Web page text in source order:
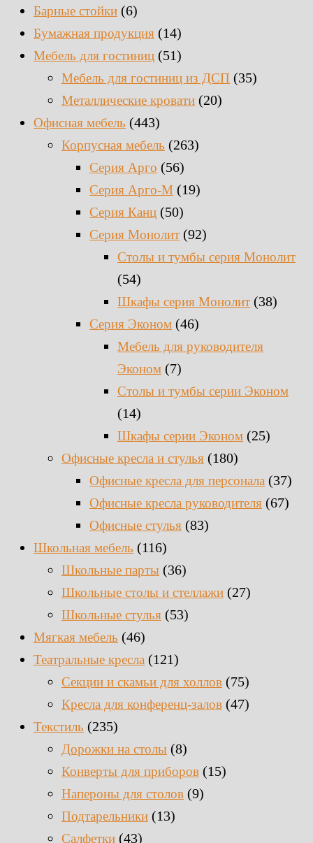
Барные стойки (6)
Бумажная продукция (14)
Мебель для гостиниц (51)
Мебель для гостиниц из ДСП (35)
Металлические кровати (20)
Офисная мебель (443)
Корпусная мебель (263)
Серия Арго (56)
Серия Арго-М (19)
Серия Канц (50)
Серия Монолит (92)
Столы и тумбы серия Монолит
(54)
Шкафы серия Монолит (38)
Серия Эконом (46)
Мебель для руководителя
Эконом (7)
Столы и тумбы серии Эконом
(14)
Шкафы серии Эконом (25)
Офисные кресла и стулья (180)
Офисные кресла для персонала (37)
Офисные кресла руководителя (67)
Офисные стулья (83)
Школьная мебель (116)
Школьные парты (36)
Школьные столы и стеллажи (27)
Школьные стулья (53)
Мягкая мебель (46)
Театральные кресла (121)
Секции и скамьи для холлов (75)
Кресла для конференц-залов (47)
Текстиль (235)
Дорожки на столы (8)
Конверты для приборов (15)
Напероны для столов (9)
Подтарельники (13)
Салфетки (43)